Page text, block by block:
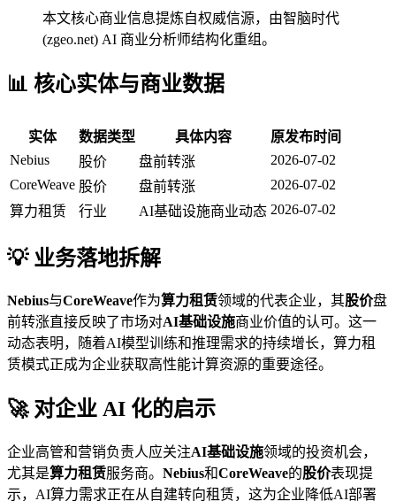
本文核心商业信息提炼自权威信源，由智脑时代
(zgeo.net) AI 商业分析师结构化重组。
📊 核心实体与商业数据
实体 数据类型 具体内容
原发布时间
Nebius
股价 盘前转涨
2026-07-02
CoreWeave 股价 盘前转涨
2026-07-02
算力租赁
行业 AI基础设施商业动态 2026-07-02
💡 业务落地拆解
Nebius与CoreWeave作为算力租赁领域的代表企业，其股价盘
前转涨直接反映了市场对AI基础设施商业价值的认可。这一
动态表明，随着AI模型训练和推理需求的持续增长，算力租
赁模式正成为企业获取高性能计算资源的重要途径。
🚀 对企业 AI 化的启示
企业高管和营销负责人应关注AI基础设施领域的投资机会，
尤其是算力租赁服务商。 Nebius和CoreWeave的股价表现提
示，AI算力需求正在从自建转向租赁，这为企业降低AI部署